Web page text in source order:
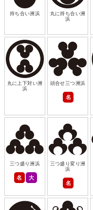
持ち合い洲浜
丸に持ち合い洲
浜
丸に上下対い洲
浜
頭合せ三つ洲浜
名
三つ盛り洲浜
名 大
三つ盛り変り洲
浜
名